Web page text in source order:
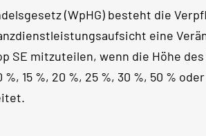
(WpHG) besteht die
eine
SE mitzuteilen, wenn die Höhe
%, 15 %, 20 %, 25 %, 30 %, 50 %